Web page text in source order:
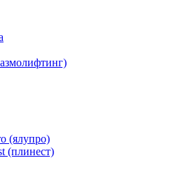
(ялупро)
(плинест)